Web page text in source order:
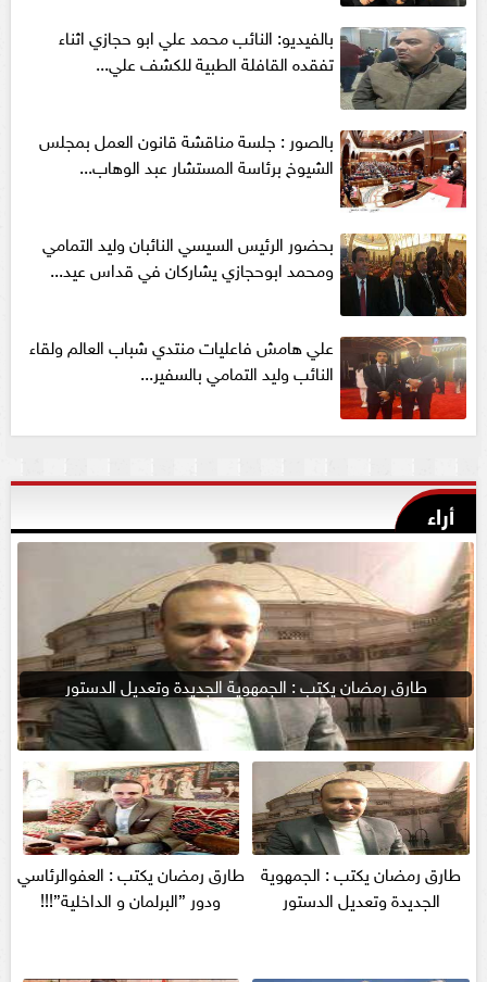
بالفيديو: النائب محمد علي ابو حجازي اثناء
تفقده القافلة الطبية للكشف علي...
بالصور : جلسة مناقشة قانون العمل بمجلس
الشيوخ برئاسة المستشار عبد الوهاب...
بحضور الرئيس السيسي النائبان وليد التمامي
ومحمد ابوحجازي يشاركان في قداس عيد...
علي هامش فاعليات منتدي شباب العالم ولقاء
النائب وليد التمامي بالسفير...
أراء
طارق رمضان يكتب : الجمهوية الجديدة وتعديل الدستور
طارق رمضان يكتب : الجمهوية
الجديدة وتعديل الدستور
طارق رمضان يكتب : العفوالرئاسي
ودور ”البرلمان و الداخلية”!!!